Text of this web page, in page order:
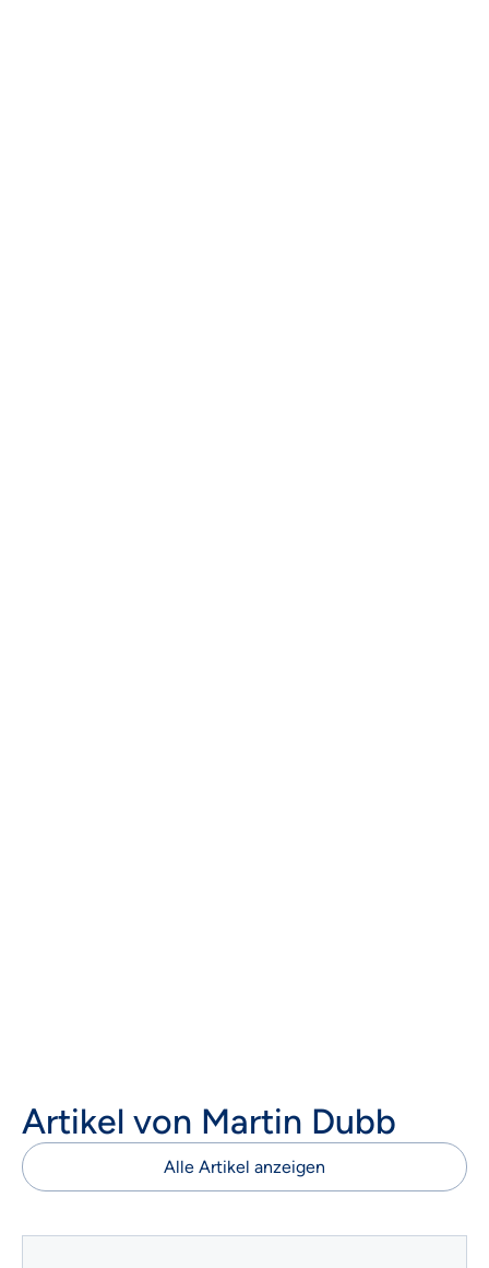
Artikel von Martin Dubb
Alle Artikel anzeigen